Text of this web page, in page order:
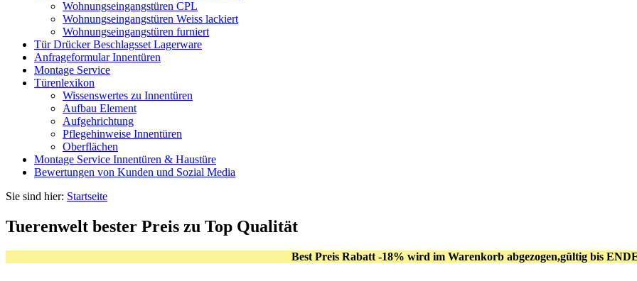
Wohnungseingangstüren CPL
Wohnungseingangstüren Weiss lackiert
Wohnungseingangstüren furniert
Tür Drücker Beschlagsset Lagerware
Anfrageformular Innentüren
Montage Service
Türenlexikon
Wissenswertes zu Innentüren
Aufbau Element
Aufgehrichtung
Pflegehinweise Innentüren
Oberflächen
Montage Service Innentüren & Haustüre
Bewertungen von Kunden und Sozial Media
Sie sind hier: Startseite
Tuerenwelt bester Preis zu Top Qualität
Best Preis Rabatt -18% wird im Warenkorb abgezogen,gültig bis